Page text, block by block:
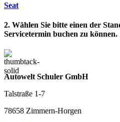
Seat
2. Wählen Sie bitte einen der
Servicetermin buchen zu können.
Autowelt Schuler GmbH
Talstraße 1-7
78658 Zimmern-Horgen